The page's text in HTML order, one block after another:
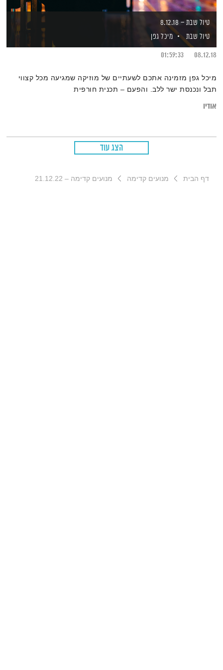
טיול שבת – 8.12.18
טיול שבת
מיכל גפן
08.12.18
01:59:33
מיכל גפן מזמינה אתכם לשעתיים של מוזיקה שמגיעה מכל קצווי
תבל ונכנסת ישר ללב. והפעם – תכנית חורפית
אודיו
הצג עוד
דף הבית מנועים קדימה מנועים קדימה – 21.12.22